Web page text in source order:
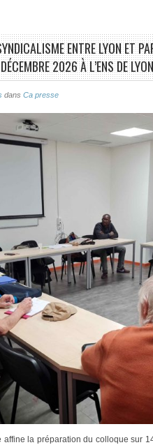
ENTRE LYON ET
2026 À L’ENS DE
dans Ca presse
la préparation du colloque sur